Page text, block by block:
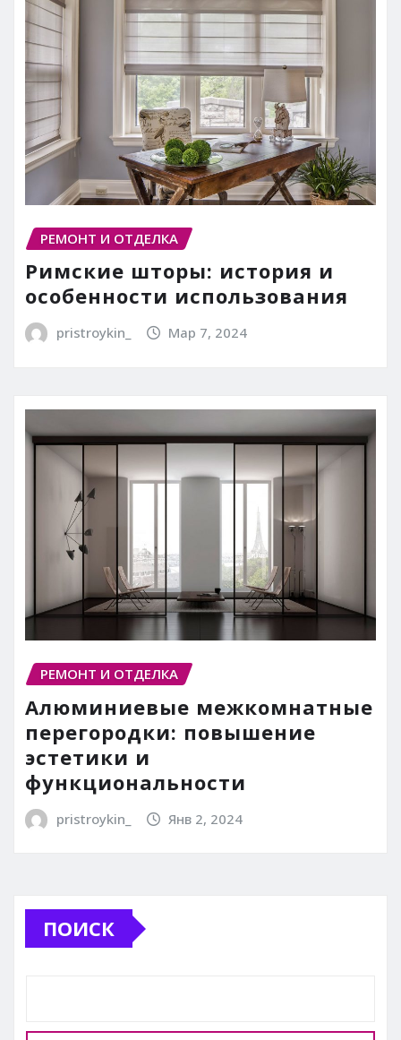
РЕМОНТ И ОТДЕЛКА
Римские шторы: история и
особенности использования
pristroykin_ Мар 7, 2024
РЕМОНТ И ОТДЕЛКА
Алюминиевые межкомнатные
перегородки: повышение
эстетики и
функциональности
pristroykin_ Янв 2, 2024
ПОИСК